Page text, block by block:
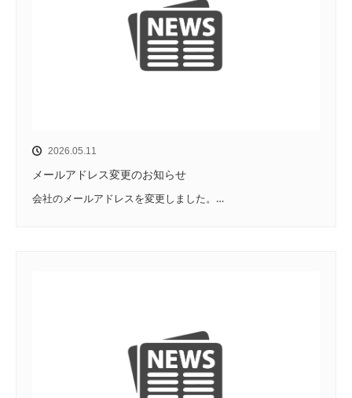
2026.05.11
メールアドレス変更のお知らせ
会社のメールアドレスを変更しました。…